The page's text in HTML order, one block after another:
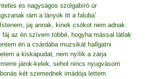
és nagyságos szolgabíró úr
rám a lányok itt a faluba'
jaj annak, kinek csókot nem adnak
fáj az én szívem többé, hogyha mással látlak
én a csárdába muzsikát hallgatni
a kiskapudat, nem nyílik a zárja
járok-kelek, sehol nincs nyugvásom
két szemednek imádója lettem